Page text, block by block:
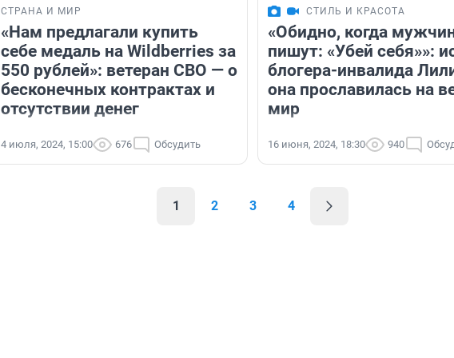
СТРАНА И МИР
«Нам предлагали купить
себе медаль на Wildberries за
550 рублей»: ветеран СВО — о
бесконечных контрактах и
отсутствии денег
4 июля, 2024, 15:00 676 Обсудить
СТИЛЬ И КРАСОТА
«Обидно, когда
пишут: «Убей себя»»:
блогера-инвалида
она прославилась на
мир
16 июня, 2024, 18:30 940
1 2 3 4